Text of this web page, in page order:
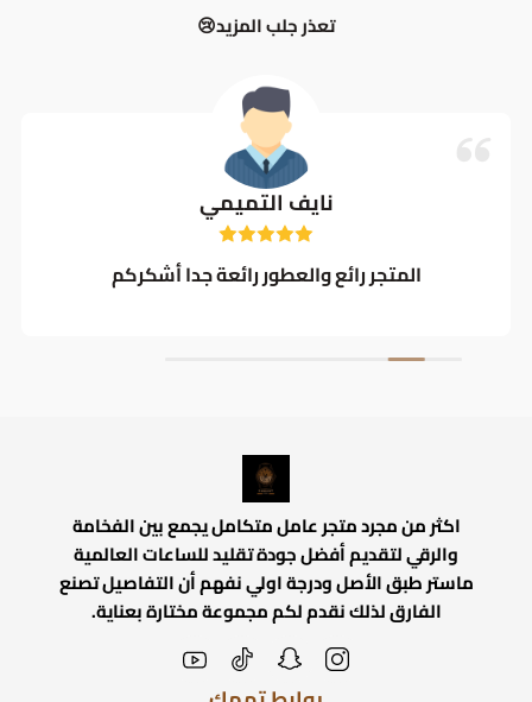
تعذر جلب المزيد😢
نايف التميمي
المتجر رائع والعطور رائعة جدا أشكركم
اكثر من مجرد متجر عامل متكامل يجمع بين الفخامة
والرقي لتقديم أفضل جودة تقليد للساعات العالمية
ماستر طبق الأصل ودرجة اولي نفهم أن التفاصيل تصنع
الفارق لذلك نقدم لكم مجموعة مختارة بعناية.